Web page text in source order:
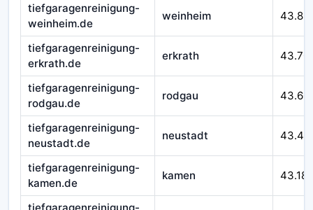
tiefgaragenreinigung-
weinheim.de
weinheim
tiefgaragenreinigung-
erkrath.de
erkrath
tiefgaragenreinigung-
rodgau.de
rodgau
tiefgaragenreinigung-
neustadt.de
neustadt
tiefgaragenreinigung-
kamen.de
kamen 43.189